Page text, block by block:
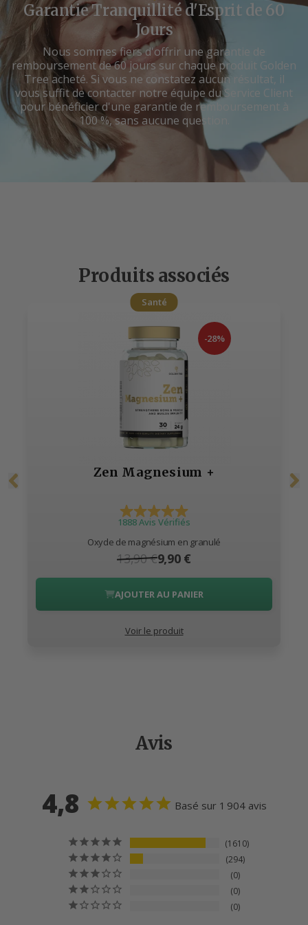
Garantie Tranquillité d'Esprit de 60
Jours
Nous sommes fiers d'offrir une garantie de
remboursement de 60 jours sur chaque produit Golden
Tree acheté. Si vous ne constatez aucun résultat, il
vous suffit de contacter notre équipe du Service Client
pour bénéficier d'une garantie de remboursement à
100 %, sans aucune question.
Produits associés
Santé
-28%
Zen Magnesium +
1888 Avis Vérifiés
Oxyde de magnésium en granulé
13,90 €9,90 €
AJOUTER AU PANIER
Voir le produit
Avis
4,8 Basé sur 1 904 avis
1610
294
0
0
0